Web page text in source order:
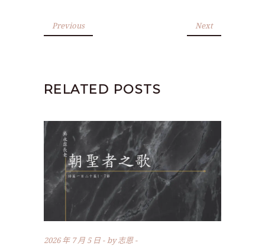
Previous Next
RELATED POSTS
2026 年 7 月 5 日 by志恩